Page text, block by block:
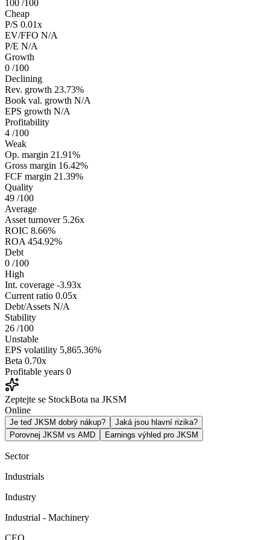
100 /100
Cheap
P/S 0.01x
EV/FFO N/A
P/E N/A
Growth
0 /100
Declining
Rev. growth 23.73%
Book val. growth N/A
EPS growth N/A
Profitability
4 /100
Weak
Op. margin 21.91%
Gross margin 16.42%
FCF margin 21.39%
Quality
49 /100
Average
Asset turnover 5.26x
ROIC 8.66%
ROA 454.92%
Debt
0 /100
High
Int. coverage -3.93x
Current ratio 0.05x
Debt/Assets N/A
Stability
26 /100
Unstable
EPS volatility 5,865.36%
Beta 0.70x
Profitable years 0
Zeptejte se StockBota na JKSM
Online
Je teď JKSM dobrý nákup?
Jaká jsou hlavní rizika?
Porovnej JKSM vs AMD
Earnings výhled pro JKSM
Sector
Industrials
Industry
Industrial - Machinery
CEO